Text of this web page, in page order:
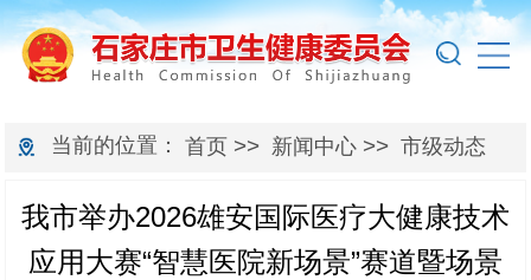
当前的位置： 首页>> 新闻中心>> 市级动态
我市举办2026雄安国际医疗大健康技术
应用大赛“智慧医院新场景”赛道暨场景